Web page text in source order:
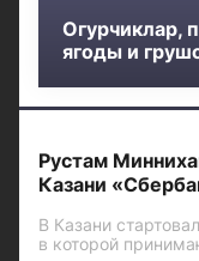
Огурчиклар,
ягоды и
Рустам
Казани
В Казани
в которой